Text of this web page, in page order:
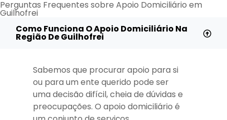
Perguntas Frequentes sobre Apoio Domiciliário em
Guilhofrei
Como Funciona O Apoio Domiciliário Na
Região De Guilhofrei
Sabemos que procurar apoio para si
ou para um ente querido pode ser
uma decisão difícil, cheia de dúvidas e
preocupações. O apoio domiciliário é